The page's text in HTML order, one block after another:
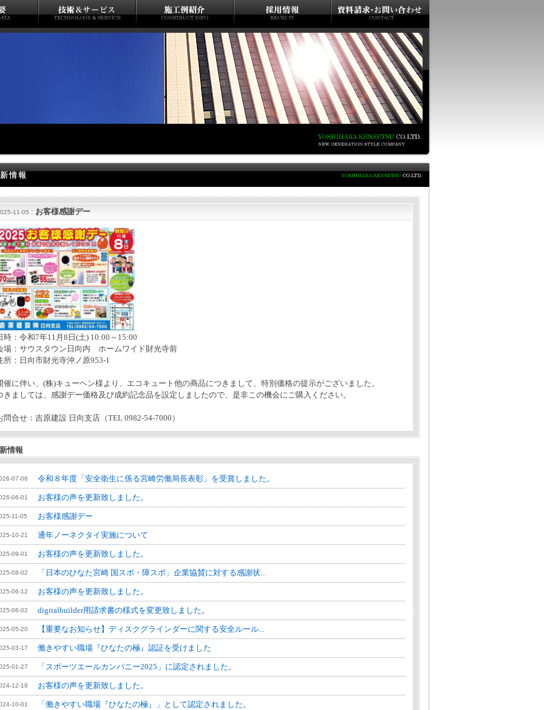
情報
11-05 : お客様感謝デー
時：令和7年11月8日(土) 10:00～15:00
場：サウスタウン日向内 ホームワイド財光寺前
所：日向市財光寺沖ノ原953-1
催に伴い、(株)キューヘン様より、エコキュート他の商品につきまして、特別価格の提示がございました。
きましては、感謝デー価格及び成約記念品を設定しましたので、是非この機会にご購入ください。
問合せ：吉原建設 日向支店（TEL 0982-54-7000）
情報
07-06 令和８年度「安全衛生に係る宮崎労働局長表彰」を受賞しました。
06-01 お客様の声を更新致しました。
11-05 お客様感謝デー
10-21 通年ノーネクタイ実施について
09-01 お客様の声を更新致しました。
08-02 「日本のひなた宮崎 国スポ・障スポ」企業協賛に対する感謝状...
06-12 お客様の声を更新致しました。
06-02 digitalbuilder用請求書の様式を変更致しました。
05-20 【重要なお知らせ】ディスクグラインダーに関する安全ルール...
03-17 働きやすい職場『ひなたの極』認証を受けました
01-27 「スポーツエールカンパニー2025」に認定されました。
12-18 お客様の声を更新致しました。
10-01 「働きやすい職場『ひなたの極』」として認定されました。